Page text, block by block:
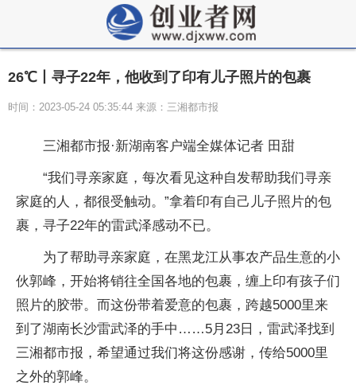
26℃丨寻子22年，他收到了印有儿子照片的包裹
时间：2023-05-24 05:35:44 来源：三湘都市报
三湘都市报·新湖南客户端全媒体记者 田甜
“我们寻亲家庭，每次看见这种自发帮助我们寻亲
家庭的人，都很受触动。”拿着印有自己儿子照片的包
裹，寻子22年的雷武泽感动不已。
为了帮助寻亲家庭，在黑龙江从事农产品生意的小
伙郭峰，开始将销往全国各地的包裹，缠上印有孩子们
照片的胶带。而这份带着爱意的包裹，跨越5000里来
到了湖南长沙雷武泽的手中……5月23日，雷武泽找到
三湘都市报，希望通过我们将这份感谢，传给5000里
之外的郭峰。